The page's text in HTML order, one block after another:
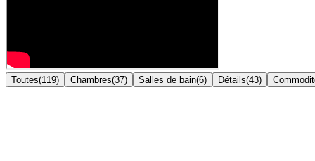
Toutes(119) Chambres(37) Salles de bain(6) Détails(43)